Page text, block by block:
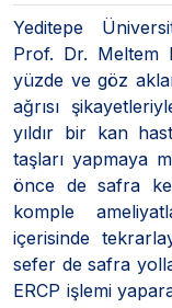
Yeditepe
Prof. Dr. Meltem
yüzde ve göz
ağrısı
yıldır bir kan
taşları yapmaya
önce de safra
komple
içerisinde
sefer de safra
ERCP işlemi